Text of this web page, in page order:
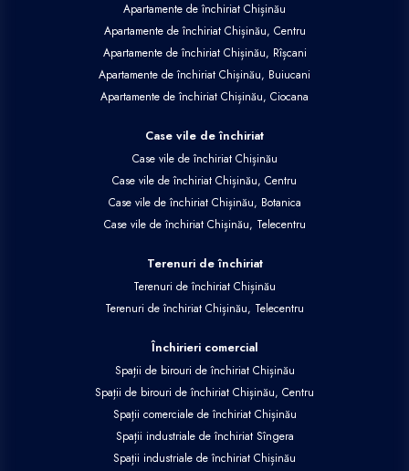
Apartamente de închiriat Chișinău
Apartamente de închiriat Chișinău, Centru
Apartamente de închiriat Chișinău, Rîșcani
Apartamente de închiriat Chișinău, Buiucani
Apartamente de închiriat Chișinău, Ciocana
Case vile de închiriat
Case vile de închiriat Chișinău
Case vile de închiriat Chișinău, Centru
Case vile de închiriat Chișinău, Botanica
Case vile de închiriat Chișinău, Telecentru
Terenuri de închiriat
Terenuri de închiriat Chișinău
Terenuri de închiriat Chișinău, Telecentru
Închirieri comercial
Spații de birouri de închiriat Chișinău
Spații de birouri de închiriat Chișinău, Centru
Spații comerciale de închiriat Chișinău
Spații industriale de închiriat Sîngera
Spații industriale de închiriat Chișinău